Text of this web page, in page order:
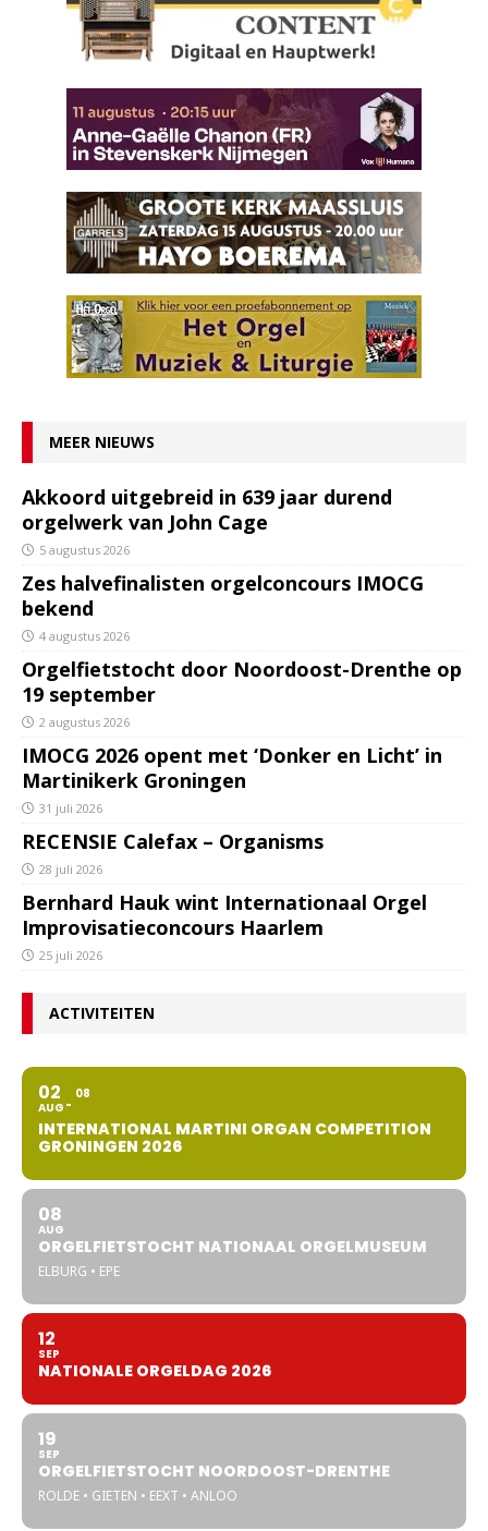
MEER NIEUWS
Akkoord uitgebreid in 639 jaar durend
orgelwerk van John Cage
5 augustus 2026
Zes halvefinalisten orgelconcours IMOCG
bekend
4 augustus 2026
Orgelfietstocht door Noordoost-Drenthe op
19 september
2 augustus 2026
IMOCG 2026 opent met ‘Donker en Licht’ in
Martinikerk Groningen
31 juli 2026
RECENSIE Calefax – Organisms
28 juli 2026
Bernhard Hauk wint Internationaal Orgel
Improvisatieconcours Haarlem
25 juli 2026
ACTIVITEITEN
02
AUG
08
INTERNATIONAL MARTINI ORGAN COMPETITION
GRONINGEN 2026
08
AUG
ORGELFIETSTOCHT NATIONAAL ORGELMUSEUM
ELBURG • EPE
12
SEP
NATIONALE ORGELDAG 2026
19
SEP
ORGELFIETSTOCHT NOORDOOST-DRENTHE
ROLDE • GIETEN • EEXT • ANLOO